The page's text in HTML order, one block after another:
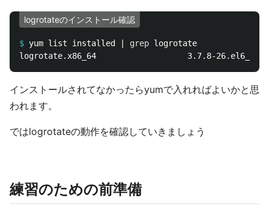
logrotateのインストール確認
$ yum list installed | grep
インストールされてなかったらyumで入れればよいかと思
われます。
ではlogrotateの動作を確認していきましょう
練習のための前準備